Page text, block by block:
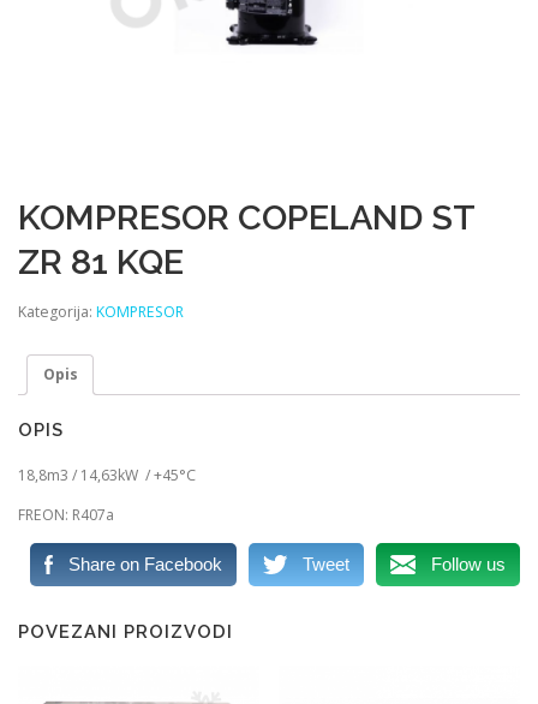
KOMPRESOR COPELAND ST
ZR 81 KQE
Kategorija: KOMPRESOR
Opis
OPIS
18,8m3 / 14,63kW / +45°C
FREON: R407a
Share on Facebook Tweet Follow us
POVEZANI PROIZVODI